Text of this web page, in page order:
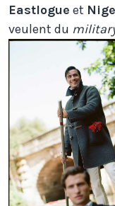
Eastlogue et
veulent du